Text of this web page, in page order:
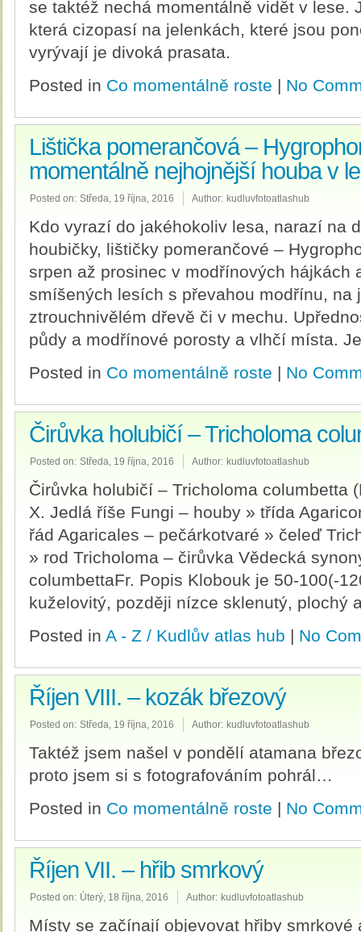
se taktéž nechá momentálně vidět v lese.
která cizopasí na jelenkách, které jsou
vyrývají je divoká prasata.
Posted in Co momentálně roste | No
Lištička pomerančová –
momentálně nejhojnější houba v
Posted on: Středa, 19 října, 2016 Author: kudluvfotoatlashub
Kdo vyrazí do jakéhokoliv lesa, narazí na
houbičky, lištičky pomerančové –
srpen až prosinec v modřínových hájkách
smíšených lesích s převahou modřínu, na
ztrouchnivělém dřevě či v mechu.
půdy a modřínové porosty a vlhčí místa.
Posted in Co momentálně roste | No
Čirůvka holubičí – Tricholoma
Posted on: Středa, 19 října, 2016 Author: kudluvfotoatlashub
Čirůvka holubičí – Tricholoma columbetta
X. Jedlá říše Fungi – houby » třída
řád Agaricales – pečárkotvaré » čeleď
» rod Tricholoma – čirůvka Vědecká
columbettaFr. Popis Klobouk je 50-100(-
kuželovitý, později nízce sklenutý, plochý
Posted in A - Z / Kudlův atlas hub | No
Říjen VIII. – kozák březový
Posted on: Středa, 19 října, 2016 Author: kudluvfotoatlashub
Taktéž jsem našel v pondělí atamana
proto jsem si s fotografováním pohrál…
Posted in Co momentálně roste | No
Říjen VII. – hřib smrkový
Posted on: Úterý, 18 října, 2016 Author: kudluvfotoatlashub
Místy se začínají objevovat hřiby smrkové